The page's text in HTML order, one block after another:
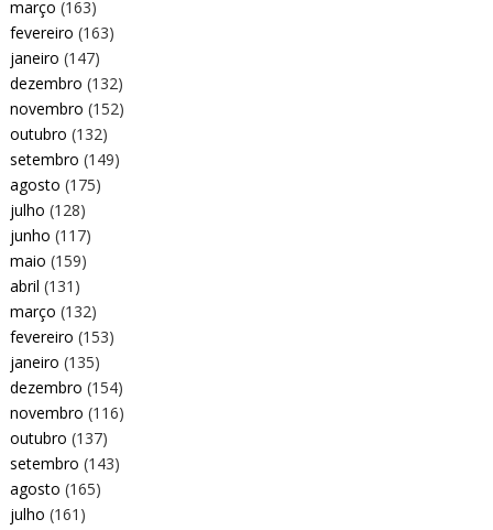
março (163)
fevereiro (163)
janeiro (147)
dezembro (132)
novembro (152)
outubro (132)
setembro (149)
agosto (175)
julho (128)
junho (117)
maio (159)
abril (131)
março (132)
fevereiro (153)
janeiro (135)
dezembro (154)
novembro (116)
outubro (137)
setembro (143)
agosto (165)
julho (161)